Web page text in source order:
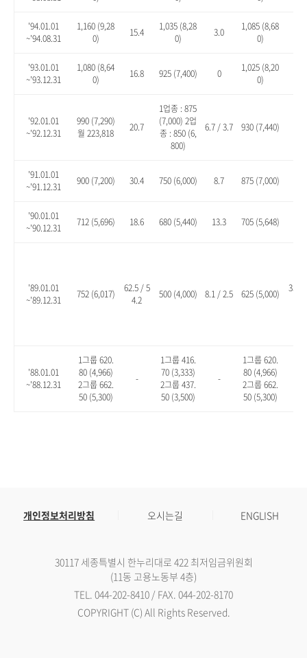
'94.01.01
~'94.08.31
1,160 (9,28
0)
15.4
1,035 (8,28
0)
3.0
1,085 (8,68
0)
'93.01.01
~'93.12.31
1,080 (8,64
0)
16.8 925 (7,400) 0
1,025 (8,20
0)
'92.01.01
~'92.12.31
990 (7,290)
월 223,818
20.7
1업종 : 875
(7,000) 2업
종 : 850 (6,
800)
6.7 / 3.7 930 (7,440)
'91.01.01
~'91.12.31
900 (7,200) 30.4 750 (6,000) 8.7 875 (7,000)
'90.01.01
~'90.12.31
712 (5,696) 18.6 680 (5,440) 13.3 705 (5,648)
'89.01.01
~'89.12.31
752 (6,017)
62.5 / 5
4.2
500 (4,000) 8.1 / 2.5 625 (5,000)
35.1
'88.01.01
~'88.12.31
1그룹 620.
80 (4,966)
2그룹 662.
50 (5,300)
-
1그룹 416.
70 (3,333)
2그룹 437.
50 (3,500)
-
1그룹 620.
80 (4,966)
2그룹 662.
50 (5,300)
개인정보처리방침 오시는길 ENGLISH
30117 세종특별시 한누리대로 422 최저임금위원회
(11동 고용노동부 4층)
TEL. 044-202-8410 / FAX. 044-202-8170
COPYRIGHT (C) All Rights Reserved.